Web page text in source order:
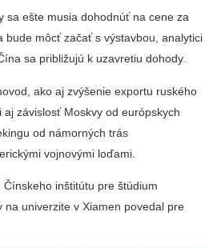
sa ešte musia dohodnúť na cene za
bude môcť začať s výstavbou, analytici
sa približujú k uzavretiu dohody.
ako aj zvýšenie exportu ruského
aj závislosť Moskvy od európskych
od námorných trás
vojnovými loďami.
Čínskeho inštitútu pre štúdium
na univerzite v Xiamen povedal pre